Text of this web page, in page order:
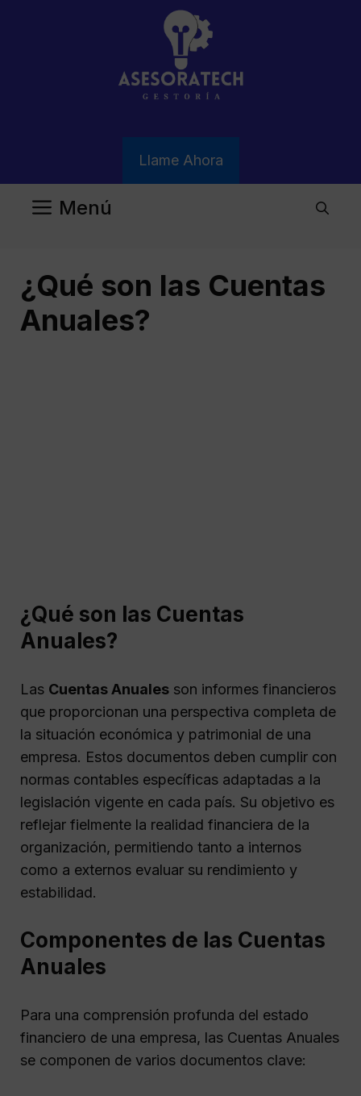
Llame Ahora
Menú
¿Qué son las Cuentas
Anuales?
¿Qué son las Cuentas
Anuales?
Las Cuentas Anuales son informes financieros
que proporcionan una perspectiva completa de
la situación económica y patrimonial de una
empresa. Estos documentos deben cumplir con
normas contables específicas adaptadas a la
legislación vigente en cada país. Su objetivo es
reflejar fielmente la realidad financiera de la
organización, permitiendo tanto a internos
como a externos evaluar su rendimiento y
estabilidad.
Componentes de las Cuentas
Anuales
Para una comprensión profunda del estado
financiero de una empresa, las Cuentas Anuales
se componen de varios documentos clave: